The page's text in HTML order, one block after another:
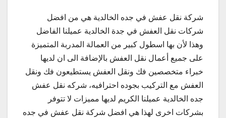
شركة نقل عفش في جده الخالدية هي من افضل
شركات نقل العفش في جدة الخالدية عميلنا الفاضل
وهذا لأن بها اسطول كبير من العمالة المدربة المتميزة
على جميع أعمال نقل العفش بالإضافة الى ان لديها
خبراء متخصصين فك ونقل العفش يستطيعون فك ونقل
العفش مع التركيب بجوده احترافيه، شركه نقل عفش
جده الخالدية عميلنا الكريم لديها مميزات لا تتوفر
بشركات اخرى لهذا هي افضل شركة نقل عفش في جده